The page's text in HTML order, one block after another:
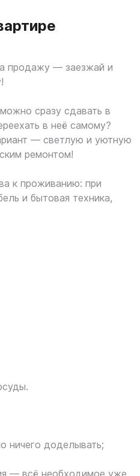
продажу — заезжай и
сразу сдавать в
в неё самому?
— светлую и уютную
ремонтом!
к проживанию: при
и бытовая техника,
ничего доделывать;
— всё необходимое уже